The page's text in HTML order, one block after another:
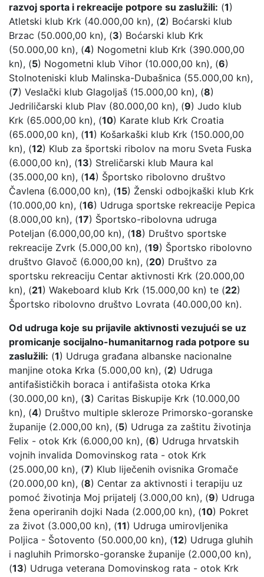
razvoj sporta i rekreacije potpore su zaslužili: (1)
Atletski klub Krk (40.000,00 kn), (2) Boćarski klub
Brzac (50.000,00 kn), (3) Boćarski klub Krk
(50.000,00 kn), (4) Nogometni klub Krk (390.000,00
kn), (5) Nogometni klub Vihor (10.000,00 kn), (6)
Stolnoteniski klub Malinska-Dubašnica (55.000,00 kn),
(7) Veslački klub Glagoljaš (15.000,00 kn), (8)
Jedriličarski klub Plav (80.000,00 kn), (9) Judo klub
Krk (65.000,00 kn), (10) Karate klub Krk Croatia
(65.000,00 kn), (11) Košarkaški klub Krk (150.000,00
kn), (12) Klub za športski ribolov na moru Sveta Fuska
(6.000,00 kn), (13) Streličarski klub Maura kal
(35.000,00 kn), (14) Športsko ribolovno društvo
Čavlena (6.000,00 kn), (15) Ženski odbojkaški klub Krk
(10.000,00 kn), (16) Udruga sportske rekreacije Pepica
(8.000,00 kn), (17) Športsko-ribolovna udruga
Poteljan (6.000,00,00 kn), (18) Društvo sportske
rekreacije Zvrk (5.000,00 kn), (19) Športsko ribolovno
društvo Glavoč (6.000,00 kn), (20) Društvo za
sportsku rekreaciju Centar aktivnosti Krk (20.000,00
kn), (21) Wakeboard klub Krk (15.000,00 kn) te (22)
Športsko ribolovno društvo Lovrata (40.000,00 kn).
Od udruga koje su prijavile aktivnosti vezujući se uz
promicanje socijalno-humanitarnog rada potpore su
zaslužili: (1) Udruga građana albanske nacionalne
manjine otoka Krka (5.000,00 kn), (2) Udruga
antifašističkih boraca i antifašista otoka Krka
(30.000,00 kn), (3) Caritas Biskupije Krk (10.000,00
kn), (4) Društvo multiple skleroze Primorsko-goranske
županije (2.000,00 kn), (5) Udruga za zaštitu životinja
Felix - otok Krk (6.000,00 kn), (6) Udruga hrvatskih
vojnih invalida Domovinskog rata - otok Krk
(25.000,00 kn), (7) Klub liječenih ovisnika Gromače
(20.000,00 kn), (8) Centar za aktivnosti i terapiju uz
pomoć životinja Moj prijatelj (3.000,00 kn), (9) Udruga
žena operiranih dojki Nada (2.000,00 kn), (10) Pokret
za život (3.000,00 kn), (11) Udruga umirovljenika
Poljica - Šotovento (50.000,00 kn), (12) Udruga gluhih
i nagluhih Primorsko-goranske županije (2.000,00 kn),
(13) Udruga veterana Domovinskog rata - otok Krk